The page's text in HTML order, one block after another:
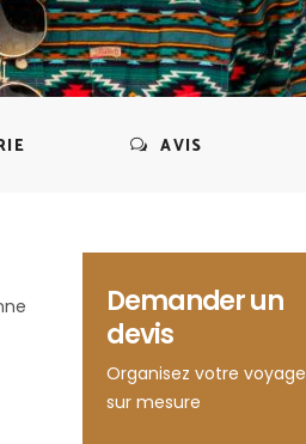
AVIS
Demander un
devis
Organisez votre voyage
sur mesure